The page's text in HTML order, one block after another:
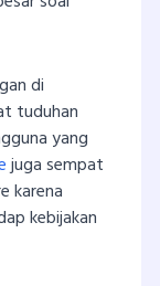
di
tuduhan
yang
juga sempat
karena
kebijakan